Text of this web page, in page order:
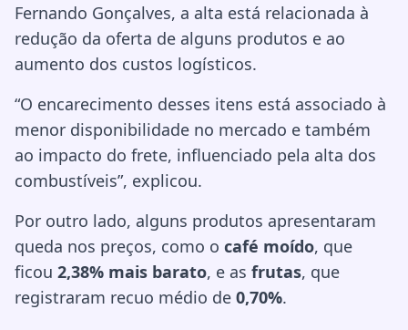
Fernando Gonçalves, a alta está relacionada à
redução da oferta de alguns produtos e ao
aumento dos custos logísticos.
“O encarecimento desses itens está associado à
menor disponibilidade no mercado e também
ao impacto do frete, influenciado pela alta dos
combustíveis”, explicou.
Por outro lado, alguns produtos apresentaram
queda nos preços, como o café moído, que
ficou 2,38% mais barato, e as frutas, que
registraram recuo médio de 0,70%.